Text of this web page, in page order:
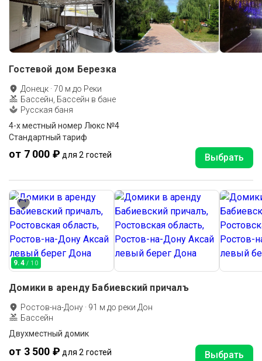
Гостевой дом Березка
Донецк ·70 м до Реки
Бассейн, Бассейн в бане
Русская баня
4-х местный номер Люкс №4
Стандартный тариф
от 7 000 ₽ для 2 гостей Выбрать
9.4 / 10
Домики в аренду Бабиевский причалъ
Ростов-на-Дону · 91 м до реки Дон
Бассейн
Двухместный домик
от 3 500 ₽ для 2 гостей Выбрать